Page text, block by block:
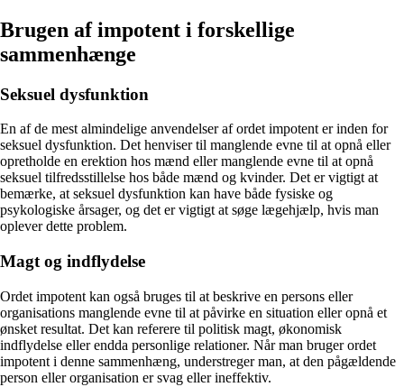
Brugen af impotent i forskellige
sammenhænge
Seksuel dysfunktion
En af de mest almindelige anvendelser af ordet impotent er inden for
seksuel dysfunktion. Det henviser til manglende evne til at opnå eller
opretholde en erektion hos mænd eller manglende evne til at opnå
seksuel tilfredsstillelse hos både mænd og kvinder. Det er vigtigt at
bemærke, at seksuel dysfunktion kan have både fysiske og
psykologiske årsager, og det er vigtigt at søge lægehjælp, hvis man
oplever dette problem.
Magt og indflydelse
Ordet impotent kan også bruges til at beskrive en persons eller
organisations manglende evne til at påvirke en situation eller opnå et
ønsket resultat. Det kan referere til politisk magt, økonomisk
indflydelse eller endda personlige relationer. Når man bruger ordet
impotent i denne sammenhæng, understreger man, at den pågældende
person eller organisation er svag eller ineffektiv.